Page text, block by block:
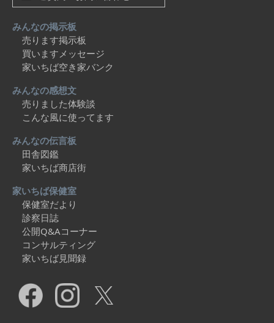
みんなの掲示板
売ります掲示板
買いますメッセージ
家いちば空き家バンク
みんなの感想文
売りました体験談
こんな風に使ってます
みんなの伝言板
田舎図鑑
家いちば商店街
家いちば保健室
保健室だより
診察日誌
公開Q&Aコーナー
コンサルティング
家いちば見聞録